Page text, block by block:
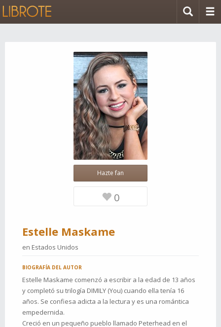
Hazte fan
0
Estelle Maskame
en Estados Unidos
BIOGRAFÍA DEL AUTOR
Estelle Maskame comenzó a escribir a la edad de 13 años
y completó su trilogía DIMILY (You) cuando ella tenía 16
años. Se confiesa adicta a la lectura y es una romántica
empedernida.
Creció en un pequeño pueblo llamado Peterhead en el